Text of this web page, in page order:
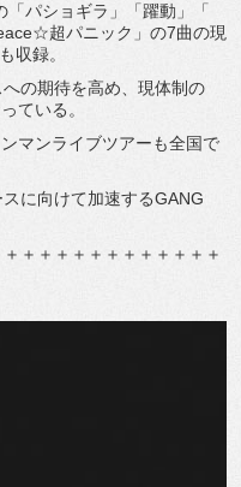
「パショギラ」「躍動」「
超パニック」 の7曲の現
収録。
の期待を高め、現体制の
ている。
マンライブツアーも全国で
に向けて加速するGANG
＋＋＋＋＋＋＋＋＋＋＋＋